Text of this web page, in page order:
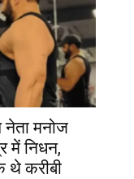
मनोज
में निधन,
थे करीबी